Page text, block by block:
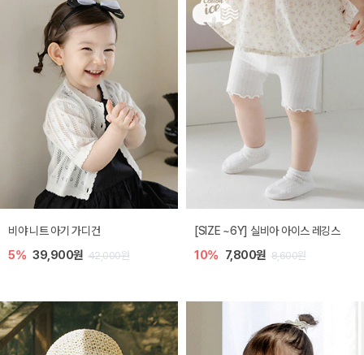
비야 니트 아기 가디건
5% 39,900원 42,000원
[SIZE ~6Y] 실비아 아이스 레깅스
10% 7,800원 8,600원